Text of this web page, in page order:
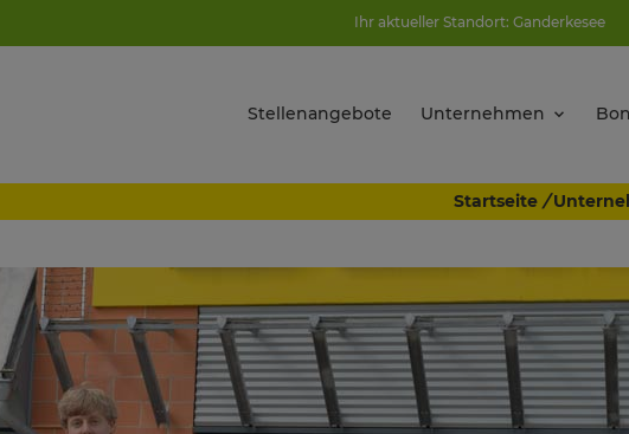
Ihr aktueller Standort: Ganderkesee
Stellenangebote Unternehmen
Startseite /